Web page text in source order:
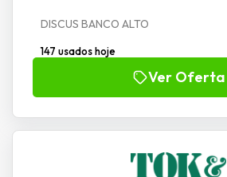
DISCUS BANCO ALTO
147 usados hoje
Ver Oferta